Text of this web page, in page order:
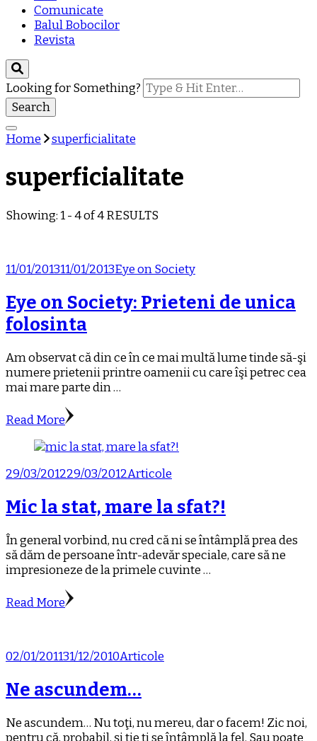
Comunicate
Balul Bobocilor
Revista
Looking for Something?
Home superficialitate
superficialitate
Showing: 1 - 4 of 4 RESULTS
11/01/201311/01/2013Eye on Society
Eye on Society: Prieteni de unica
folosinta
Am observat că din ce în ce mai multă lume tinde să-şi
numere prietenii printre oamenii cu care îşi petrec cea
mai mare parte din …
Read More
29/03/201229/03/2012Articole
Mic la stat, mare la sfat?!
În general vorbind, nu cred că ni se întâmplă prea des
să dăm de persoane într-adevăr speciale, care să ne
impresioneze de la primele cuvinte …
Read More
02/01/201131/12/2010Articole
Ne ascundem…
Ne ascundem… Nu toţi, nu mereu, dar o facem! Zic noi,